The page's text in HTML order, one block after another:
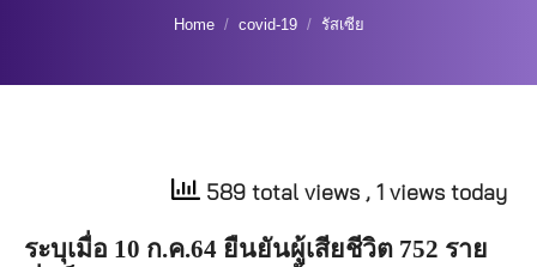
You are here:
Home covid-19 รัสเซีย
589 total views , 1 views today
ระบุเมื่อ 10 ก.ค.64 ยืนยันผู้เสียชีวิต 752 ราย